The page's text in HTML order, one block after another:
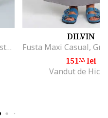
Fusta lunga din denim, Albastru deschis
DILVIN
15133lei
Vandut de